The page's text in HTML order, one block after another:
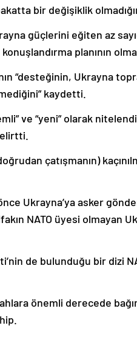
bir değişiklik
güçlerini eğiten az
planının
“desteğinin, Ukrayna
kaydetti.
ve “yeni” olarak
çatışmanın)
Ukrayna’ya asker
NATO üyesi olmayan
de bulunduğu bir dizi
önemli derecede